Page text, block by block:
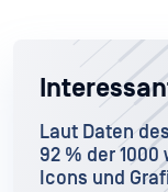
Laut Daten
92 % der
Icons und